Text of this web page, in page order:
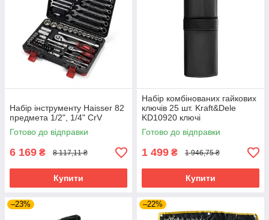
Набір інструменту Haisser 82
предмета 1/2", 1/4" CrV
Готово до відправки
6 169 ₴ 8 117,11 ₴
Купити
Набір комбінованих гайкових
ключів 25 шт. Kraft&Dele
KD10920 ключі
Готово до відправки
1 499 ₴ 1 946,75 ₴
Купити
–23% –22%